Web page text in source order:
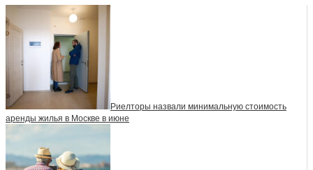
Риелторы назвали минимальную стоимость
аренды жилья в Москве в июне